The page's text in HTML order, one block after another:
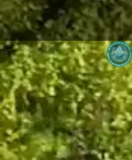
[newyear_garland]